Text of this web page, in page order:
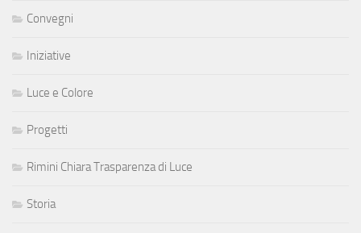
Convegni
Iniziative
Luce e Colore
Progetti
Rimini Chiara Trasparenza di Luce
Storia